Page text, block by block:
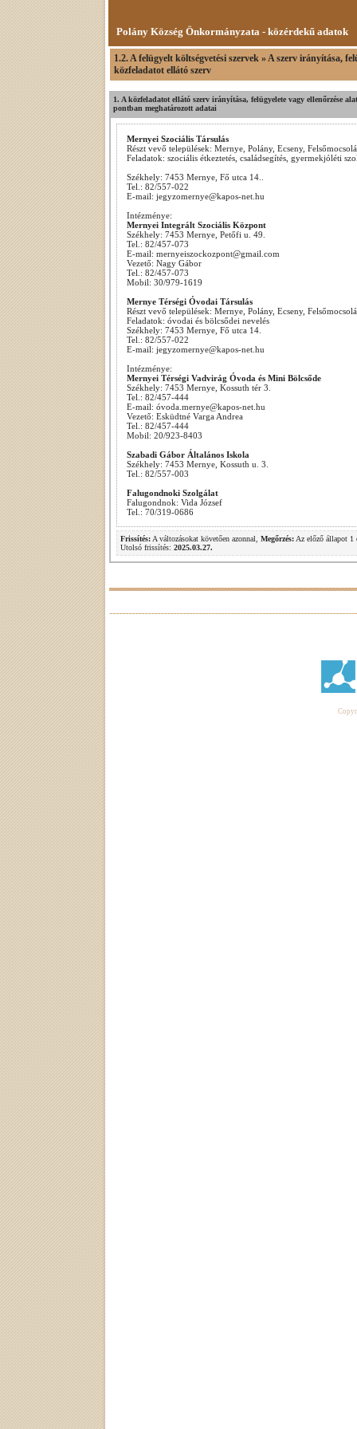
Polány Község Önkormányzata - közérdekű adatok
1.2. A felügyelt költségvetési szervek » A szerv irányítása,
közfeladatot ellátó szerv
1. A közfeladatot ellátó szerv irányítása, felügyelete vagy ellenőrzése
pontban meghatározott adatai
Mernyei Szociális Társulás
Részt vevő települések: Mernye, Polány, Ecseny,
Feladatok: szociális étkeztetés, családsegítés, gyermekjóléti
Székhely: 7453 Mernye, Fő utca 14..
Tel.: 82/557-022
E-mail: jegyzomernye@kapos-net.hu
Intézménye:
Mernyei Integrált Szociális Központ
Székhely: 7453 Mernye, Petőfi u. 49.
Tel.: 82/457-073
E-mail: mernyeiszockozpont@gmail.com
Vezető: Nagy Gábor
Tel.: 82/457-073
Mobil: 30/979-1619
Mernye Térségi Óvodai Társulás
Részt vevő települések: Mernye, Polány, Ecseny,
Feladatok: óvodai és bölcsődei nevelés
Székhely: 7453 Mernye, Fő utca 14.
Tel.: 82/557-022
E-mail: jegyzomernye@kapos-net.hu
Intézménye:
Mernyei Térségi Vadvirág Óvoda és Mini Bölcsőde
Székhely: 7453 Mernye, Kossuth tér 3.
Tel.: 82/457-444
E-mail: óvoda.mernye@kapos-net.hu
Vezető: Esküdtné Varga Andrea
Tel.: 82/457-444
Mobil: 20/923-8403
Szabadi Gábor Általános Iskola
Székhely: 7453 Mernye, Kossuth u. 3.
Tel.: 82/557-003
Falugondnoki Szolgálat
Falugondnok: Vida József
Tel.: 70/319-0686
Frissítés: A változásokat követően azonnal, Megőrzés: Az előző állapot 1
Utolsó frissítés: 2025.03.27.